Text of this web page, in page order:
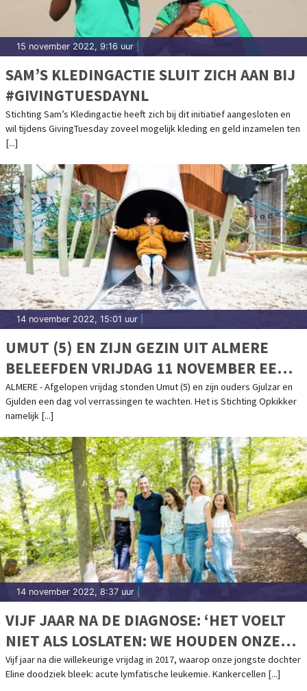
15 november 2022, 9:16 uur
SAM’S KLEDINGACTIE SLUIT ZICH AAN BIJ
#GIVINGTUESDAYNL
Stichting Sam’s Kledingactie heeft zich bij dit initiatief aangesloten en
wil tijdens GivingTuesday zoveel mogelijk kleding en geld inzamelen ten
[...]
14 november 2022, 15:01 uur
UMUT (5) EN ZIJN GEZIN UIT ALMERE
BELEEFDEN VRIJDAG 11 NOVEMBER EEN
WELVERDIENDE OPKIKKERDAG VOL
VERRASSINGEN!
ALMERE - Afgelopen vrijdag stonden Umut (5) en zijn ouders Gjulzar en
Gjulden een dag vol verrassingen te wachten. Het is Stichting Opkikker
namelijk [...]
14 november 2022, 8:37 uur
VIJF JAAR NA DE DIAGNOSE: ‘HET VOELT
NIET ALS LOSLATEN: WE HOUDEN ONZE
WERKELIJKHEID ANDERS VAST.’
Vijf jaar na die willekeurige vrijdag in 2017, waarop onze jongste dochter
Eline doodziek bleek: acute lymfatische leukemie. Kankercellen [...]